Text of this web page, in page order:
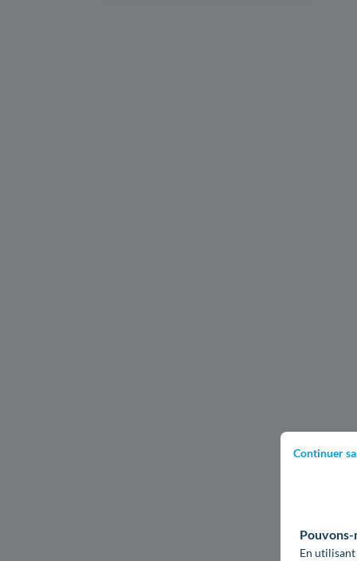
Continuer
Pouvons-
En